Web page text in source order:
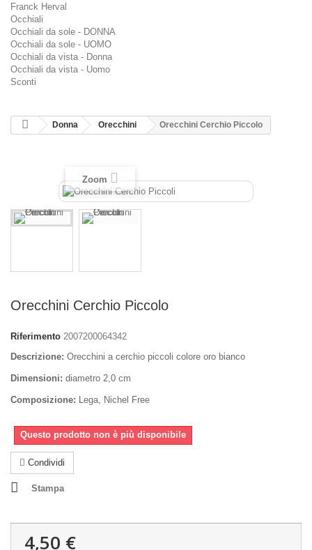
Franck Herval
Occhiali
Occhiali da sole - DONNA
Occhiali da sole - UOMO
Occhiali da vista - Donna
Occhiali da vista - Uomo
Sconti
Donna Orecchini Orecchini Cerchio Piccolo
Zoom
Orecchini Cerchio Piccolo
Riferimento 2007200064342
Descrizione: Orecchini a cerchio piccoli colore oro bianco
Dimensioni: diametro 2,0 cm
Composizione: Lega, Nichel Free
Questo prodotto non è più disponibile
Condividi
Stampa
4,50 €